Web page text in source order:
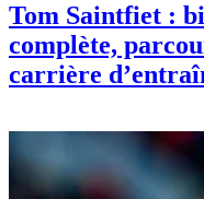
Tom Saintfiet :
complète,
carrière